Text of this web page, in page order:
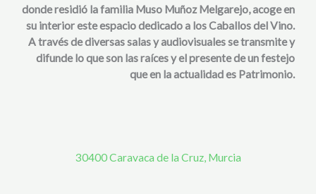
donde residió la familia Muso Muñoz Melgarejo, acoge en
su interior este espacio dedicado a los Caballos del Vino.
A través de diversas salas y audiovisuales se transmite y
difunde lo que son las raíces y el presente de un festejo
que en la actualidad es Patrimonio.
30400 Caravaca de la Cruz, Murcia